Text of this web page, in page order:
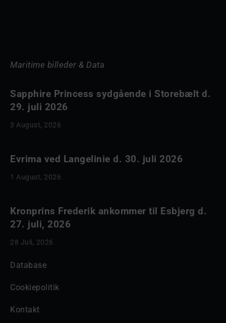
Maritime billeder & Data
Sapphire Princess sydgående i Storebælt d.
29. juli 2026
3 August, 2026
Evrima ved Langelinie d. 30. juli 2026
1 August, 2026
Kronprins Frederik ankommer til Esbjerg d.
27. juli, 2026
28 Juli, 2026
Database
Cookiepolitik
Kontakt